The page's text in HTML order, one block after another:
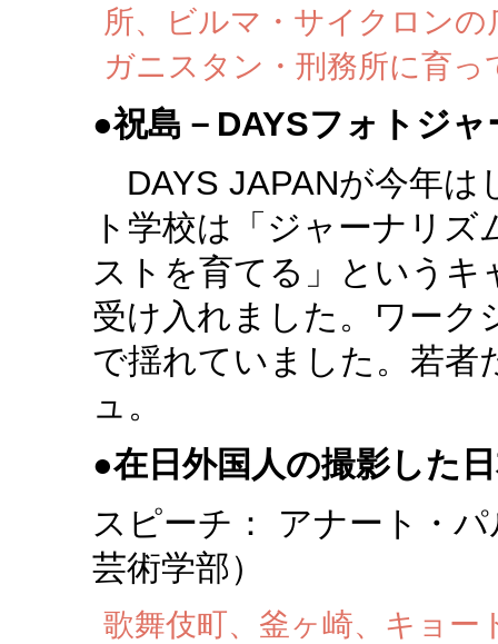
所、ビルマ・サイクロン
ガニスタン・刑務所に育っ
●祝島－DAYSフォトジ
DAYS JAPANが今年は
ト学校は「ジャーナリ
ストを育てる」というキ
受け入れました。ワーク
で揺れていました。若者
ュ。
●在日外国人の撮影した
スピーチ： アナート・
芸術学部）
歌舞伎町、釜ヶ崎、キョー